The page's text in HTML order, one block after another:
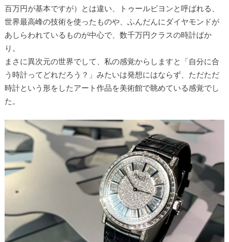
百万円が基本ですが）とは違い、トゥールビヨンと呼ばれる、
世界最高峰の技術を使ったものや、ふんだんにダイヤモンドが
あしらわれているものが中心で、数千万円クラスの時計ばか
り。
まさに異次元の世界でして、私の感覚からしますと「自分に合
う時計ってどれだろう？」みたいは発想にはならず、ただただ
時計という形をしたアート作品を美術館で眺めている感覚でし
た。